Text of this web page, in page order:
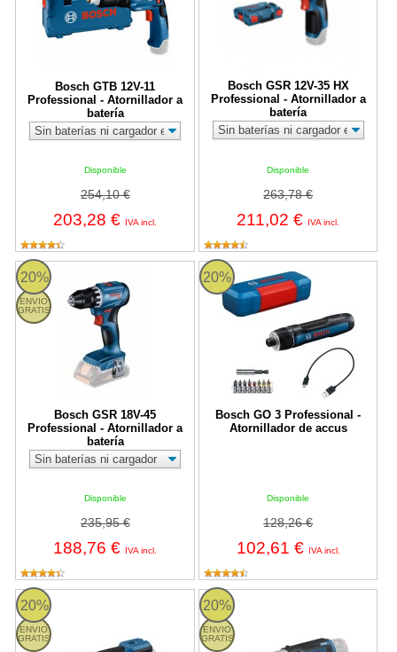
Bosch GTB 12V-11
Professional - Atornillador a
batería
Disponible
254,10 €
203,28 € IVA incl.
Bosch GSR 12V-35 HX
Professional - Atornillador a
batería
Disponible
263,78 €
211,02 € IVA incl.
20%
ENVIO
GRATIS
Bosch GSR 18V-45
Professional - Atornillador a
batería
Disponible
235,95 €
188,76 € IVA incl.
Bosch GSR 18V-45 Professional - Atornillador a batería
20%
Bosch GO 3 Professional -
Atornillador de accus
Disponible
128,26 €
102,61 € IVA incl.
Bosch GO 3 Professional -
20%
ENVIO
GRATIS
Bosch GRC 18V-60 - Llave de carraca a batería de 18V
20%
ENVIO
GRATIS
Bosch GRC 12V-60 3/8 SN